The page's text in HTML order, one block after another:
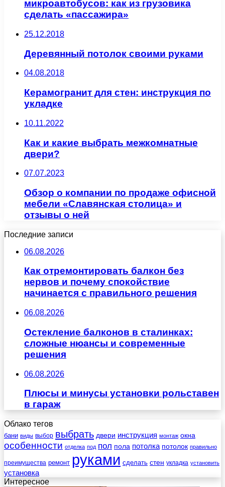
микроавтобусов: как из грузовика
сделать «пассажира»
25.12.2018
Деревянный потолок своими руками
04.08.2018
Керамогранит для стен: инструкция по
укладке
10.11.2022
Как и какие выбрать межкомнатные
двери?
07.07.2023
Обзор о компании по продаже офисной
мебели «Славянская столица» и
отзывы о ней
Последние записи
06.08.2026
Как отремонтировать балкон без
нервов и почему спокойствие
начинается с правильного решения
06.08.2026
Остекление балконов в сталинках:
сложные нюансы и современные
решения
06.08.2026
Плюсы и минусы установки рольставен
в гараж
Облако тегов
бани виды выбор выбрать двери инструкция монтаж окна
особенности отделка под пол пола потолка потолок правильно
преимущества ремонт руками сделать стен укладка установить
установка
Интересное